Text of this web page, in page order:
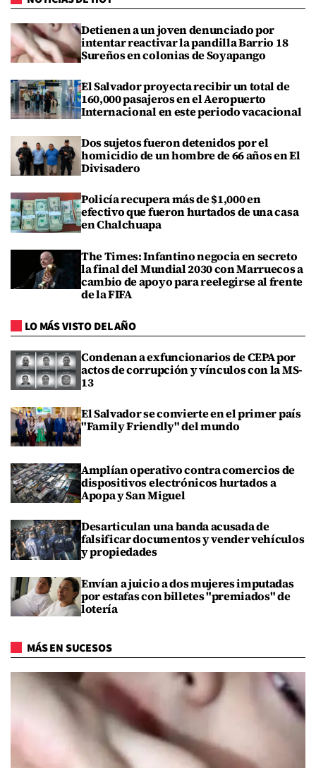
Detienen a un joven denunciado por
intentar reactivar la pandilla Barrio 18
Sureños en colonias de Soyapango
El Salvador proyecta recibir un total de
160,000 pasajeros en el Aeropuerto
Internacional en este periodo vacacional
Dos sujetos fueron detenidos por el
homicidio de un hombre de 66 años en El
Divisadero
Policía recupera más de $1,000 en
efectivo que fueron hurtados de una casa
en Chalchuapa
The Times: Infantino negocia en secreto
la final del Mundial 2030 con Marruecos a
cambio de apoyo para reelegirse al frente
de la FIFA
LO MÁS VISTO DEL AÑO
Condenan a exfuncionarios de CEPA por
actos de corrupción y vínculos con la MS-
13
El Salvador se convierte en el primer país
"Family Friendly" del mundo
Amplían operativo contra comercios de
dispositivos electrónicos hurtados a
Apopa y San Miguel
Desarticulan una banda acusada de
falsificar documentos y vender vehículos
y propiedades
Envían a juicio a dos mujeres imputadas
por estafas con billetes "premiados" de
lotería
MÁS EN SUCESOS